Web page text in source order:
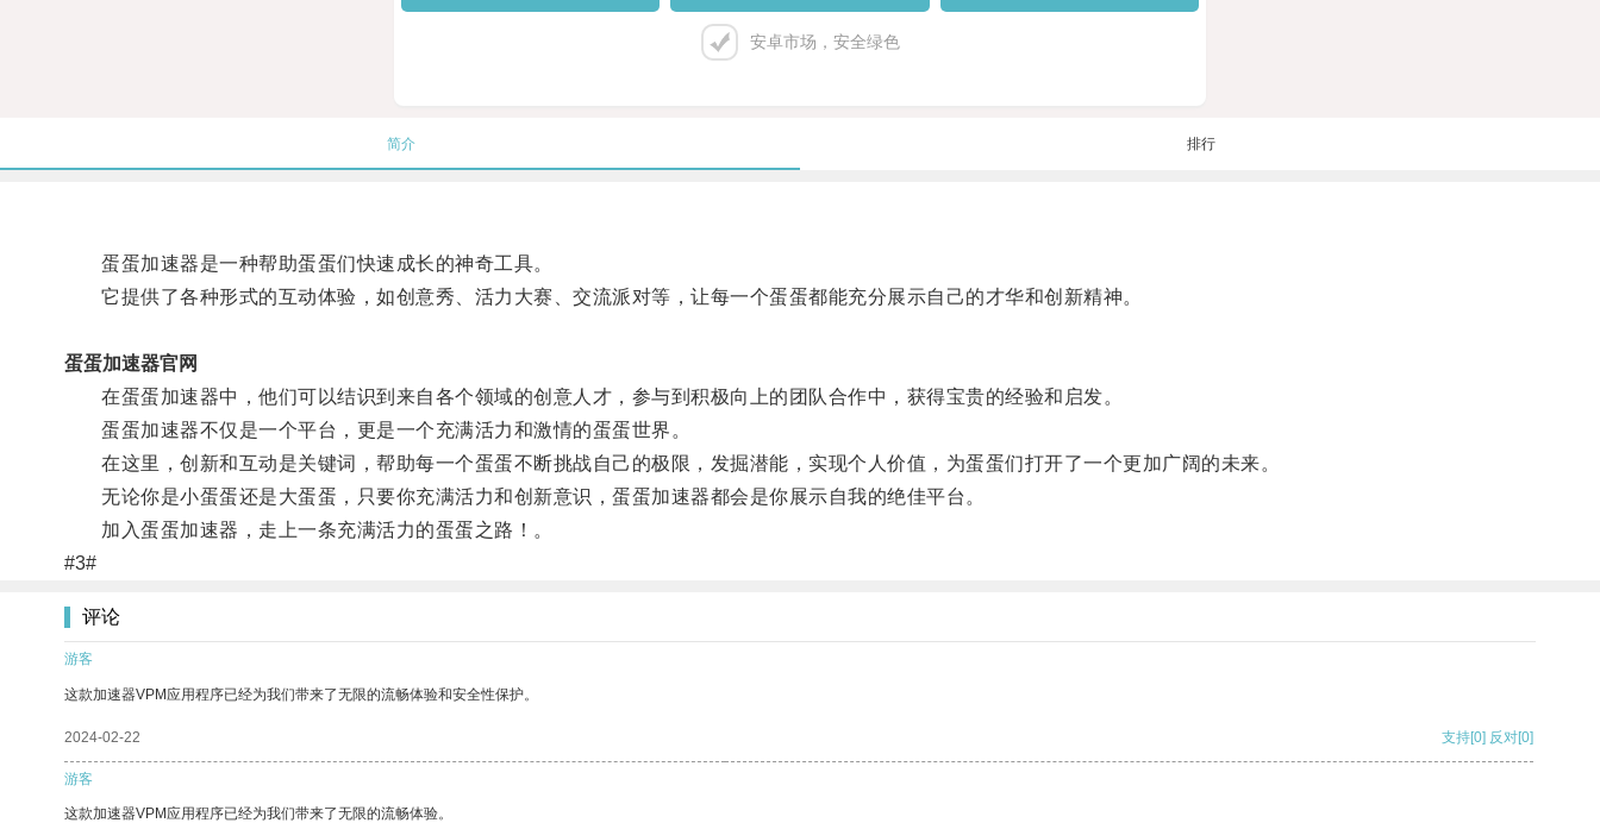
安卓市场，安全绿色
简介 排行
蛋蛋加速器是一种帮助蛋蛋们快速成长的神奇工具。
它提供了各种形式的互动体验，如创意秀、活力大赛、交流派对等，让每一个蛋蛋都能充分展示自己的才华和创新精神。
蛋蛋加速器官网
在蛋蛋加速器中，他们可以结识到来自各个领域的创意人才，参与到积极向上的团队合作中，获得宝贵的经验和启发。
蛋蛋加速器不仅是一个平台，更是一个充满活力和激情的蛋蛋世界。
在这里，创新和互动是关键词，帮助每一个蛋蛋不断挑战自己的极限，发掘潜能，实现个人价值，为蛋蛋们打开了一个更加广阔的未来。
无论你是小蛋蛋还是大蛋蛋，只要你充满活力和创新意识，蛋蛋加速器都会是你展示自我的绝佳平台。
加入蛋蛋加速器，走上一条充满活力的蛋蛋之路！。
#3#
评论
游客
这款加速器VPM应用程序已经为我们带来了无限的流畅体验和安全性保护。
2024-02-22 支持[0] 反对[0]
游客
这款加速器VPM应用程序已经为我们带来了无限的流畅体验。